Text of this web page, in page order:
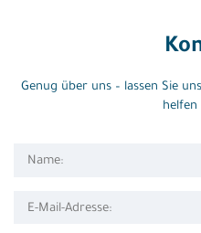
Genug über uns – lassen Sie
helfen